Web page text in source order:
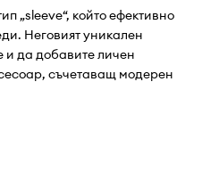
„sleeve“, който ефективно
Неговият уникален
и да добавите личен
съчетаващ модерен